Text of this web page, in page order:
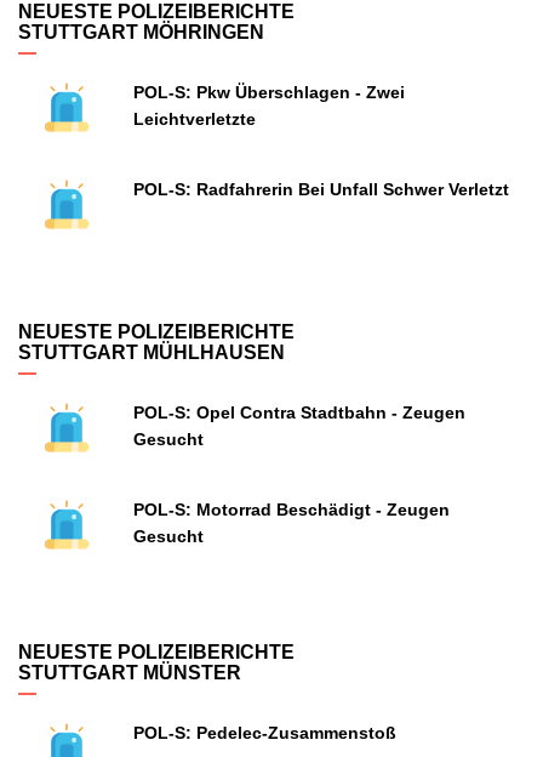
NEUESTE POLIZEIBERICHTE
STUTTGART MÖHRINGEN
POL-S: Pkw Überschlagen - Zwei
Leichtverletzte
POL-S: Radfahrerin Bei Unfall Schwer Verletzt
NEUESTE POLIZEIBERICHTE
STUTTGART MÜHLHAUSEN
POL-S: Opel Contra Stadtbahn - Zeugen
Gesucht
POL-S: Motorrad Beschädigt - Zeugen
Gesucht
NEUESTE POLIZEIBERICHTE
STUTTGART MÜNSTER
POL-S: Pedelec-Zusammenstoß